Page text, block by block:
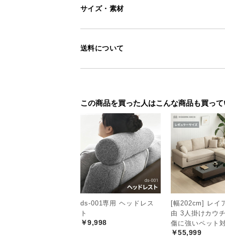
安らぎで満たされ
全体を木目調で仕上げたシックな
で、大人2人が並んでもゆとりがあ
板や広々としたヘッドボードで上質
サイズ・素材
送料について
この商品を買った人はこんな商品も買っ
ds-001専用 ヘッドレス
ト
￥9,998
[幅202cm] レイ
由 3人掛けカウ
傷に強いペット
￥55,999